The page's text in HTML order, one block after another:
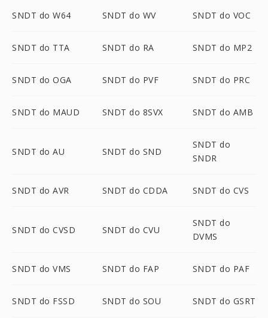
SNDT do W64 SNDT do WV SNDT do VOC
SNDT do TTA SNDT do RA SNDT do MP2
SNDT do OGA SNDT do PVF SNDT do PRC
SNDT do MAUD SNDT do 8SVX SNDT do AMB
SNDT do AU SNDT do SND
SNDT do
SNDR
SNDT do AVR SNDT do CDDA SNDT do CVS
SNDT do CVSD SNDT do CVU
SNDT do
DVMS
SNDT do VMS SNDT do FAP SNDT do PAF
SNDT do FSSD SNDT do SOU SNDT do GSRT